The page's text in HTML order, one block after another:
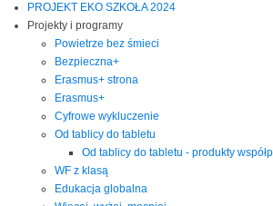
PROJEKT EKO SZKOŁA 2024
Projekty i programy
Powietrze bez śmieci
Bezpieczna+
Erasmus+ strona
Erasmus+
Cyfrowe wykluczenie
Od tablicy do tabletu
Od tablicy do tabletu - produkty
WF z klasą
Edukacja globalna